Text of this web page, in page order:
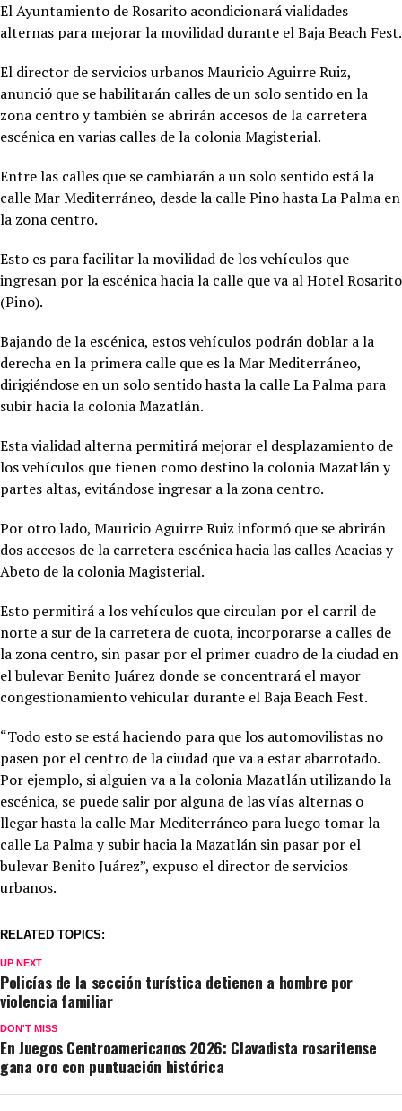
El Ayuntamiento de Rosarito acondicionará vialidades
alternas para mejorar la movilidad durante el Baja Beach Fest.
El director de servicios urbanos Mauricio Aguirre Ruiz,
anunció que se habilitarán calles de un solo sentido en la
zona centro y también se abrirán accesos de la carretera
escénica en varias calles de la colonia Magisterial.
Entre las calles que se cambiarán a un solo sentido está la
calle Mar Mediterráneo, desde la calle Pino hasta La Palma en
la zona centro.
Esto es para facilitar la movilidad de los vehículos que
ingresan por la escénica hacia la calle que va al Hotel Rosarito
(Pino).
Bajando de la escénica, estos vehículos podrán doblar a la
derecha en la primera calle que es la Mar Mediterráneo,
dirigiéndose en un solo sentido hasta la calle La Palma para
subir hacia la colonia Mazatlán.
Esta vialidad alterna permitirá mejorar el desplazamiento de
los vehículos que tienen como destino la colonia Mazatlán y
partes altas, evitándose ingresar a la zona centro.
Por otro lado, Mauricio Aguirre Ruiz informó que se abrirán
dos accesos de la carretera escénica hacia las calles Acacias y
Abeto de la colonia Magisterial.
Esto permitirá a los vehículos que circulan por el carril de
norte a sur de la carretera de cuota, incorporarse a calles de
la zona centro, sin pasar por el primer cuadro de la ciudad en
el bulevar Benito Juárez donde se concentrará el mayor
congestionamiento vehicular durante el Baja Beach Fest.
“Todo esto se está haciendo para que los automovilistas no
pasen por el centro de la ciudad que va a estar abarrotado.
Por ejemplo, si alguien va a la colonia Mazatlán utilizando la
escénica, se puede salir por alguna de las vías alternas o
llegar hasta la calle Mar Mediterráneo para luego tomar la
calle La Palma y subir hacia la Mazatlán sin pasar por el
bulevar Benito Juárez”, expuso el director de servicios
urbanos.
RELATED TOPICS:
UP NEXT
Policías de la sección turística detienen a hombre por
violencia familiar
DON'T MISS
En Juegos Centroamericanos 2026: Clavadista rosaritense
gana oro con puntuación histórica